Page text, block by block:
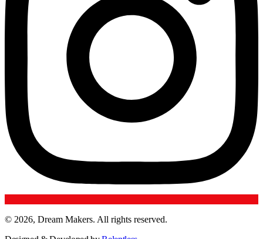
© 2026, Dream Makers. All rights reserved.